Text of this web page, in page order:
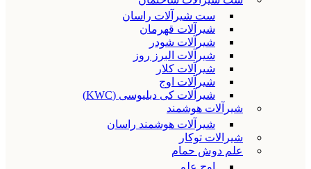
ست شیرآلات راسان
شیرآلات قهرمان
شیرآلات شودر
شیرآلات البرز روز
شیرآلات کلار
شیرآلات اوج
شیرآلات کی دبلیوسی (KWC)
شیرآلات هوشمند
شیرآلات هوشمند راسان
شیرالات توکار
علم دوش حمام
اوج علم